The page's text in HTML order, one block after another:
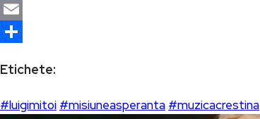
Skype
Email
Etichete:
#luigimitoi #misiuneasperanta #muzicacrestina